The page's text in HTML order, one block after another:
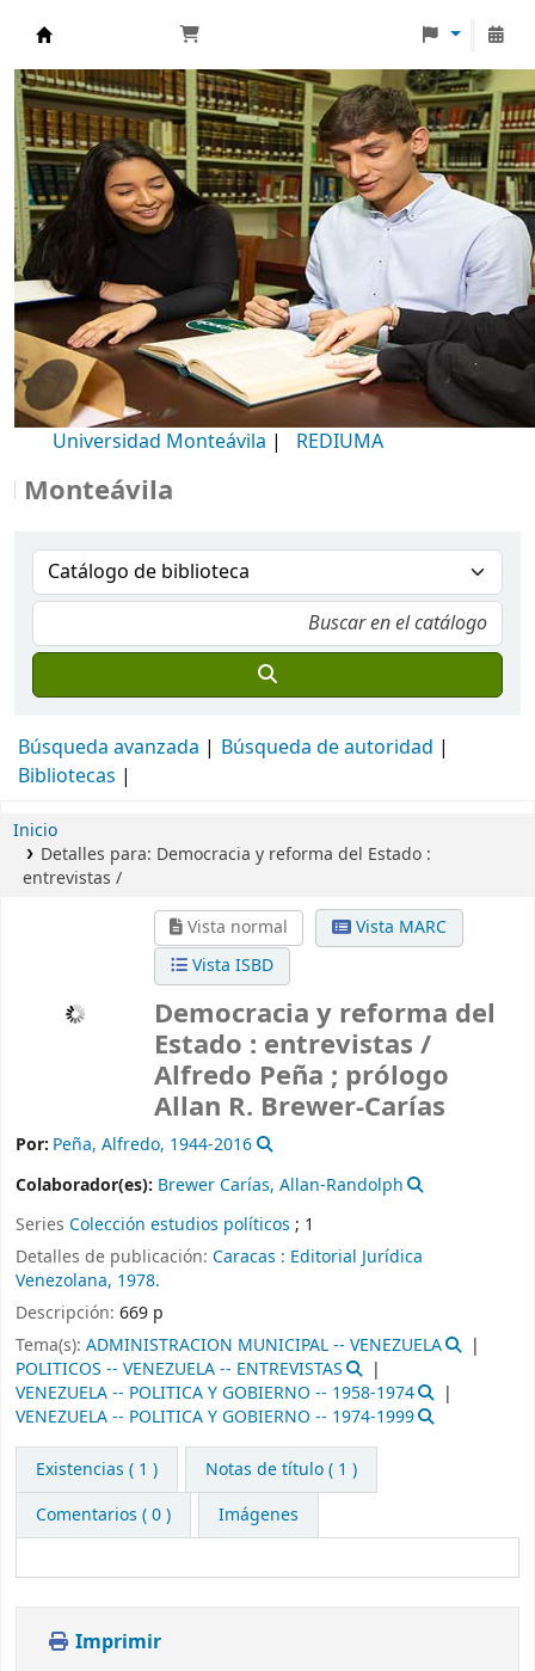
Biblioteca Universidad Monteávila
Universidad Monteávila | REDIUMA
Búsqueda avanzada
Búsqueda de autoridad
Bibliotecas
Inicio
Detalles para: Democracia y reforma del Estado :
entrevistas /
Vista normal
Vista MARC
Vista ISBD
Democracia y reforma del
Estado : entrevistas /
Alfredo Peña ; prólogo
Allan R. Brewer-Carías
Por: Peña, Alfredo, 1944-2016
Colaborador(es): Brewer Carías, Allan-Randolph
Series Colección estudios políticos ; 1
Detalles de publicación: Caracas : Editorial Jurídica
Venezolana, 1978.
Descripción: 669 p
Tema(s): ADMINISTRACION MUNICIPAL -- VENEZUELA
POLITICOS -- VENEZUELA -- ENTREVISTAS
VENEZUELA -- POLITICA Y GOBIERNO -- 1958-1974
VENEZUELA -- POLITICA Y GOBIERNO -- 1974-1999
Existencias ( 1 )
Notas de título ( 1 )
Comentarios ( 0 )
Imágenes
Imprimir